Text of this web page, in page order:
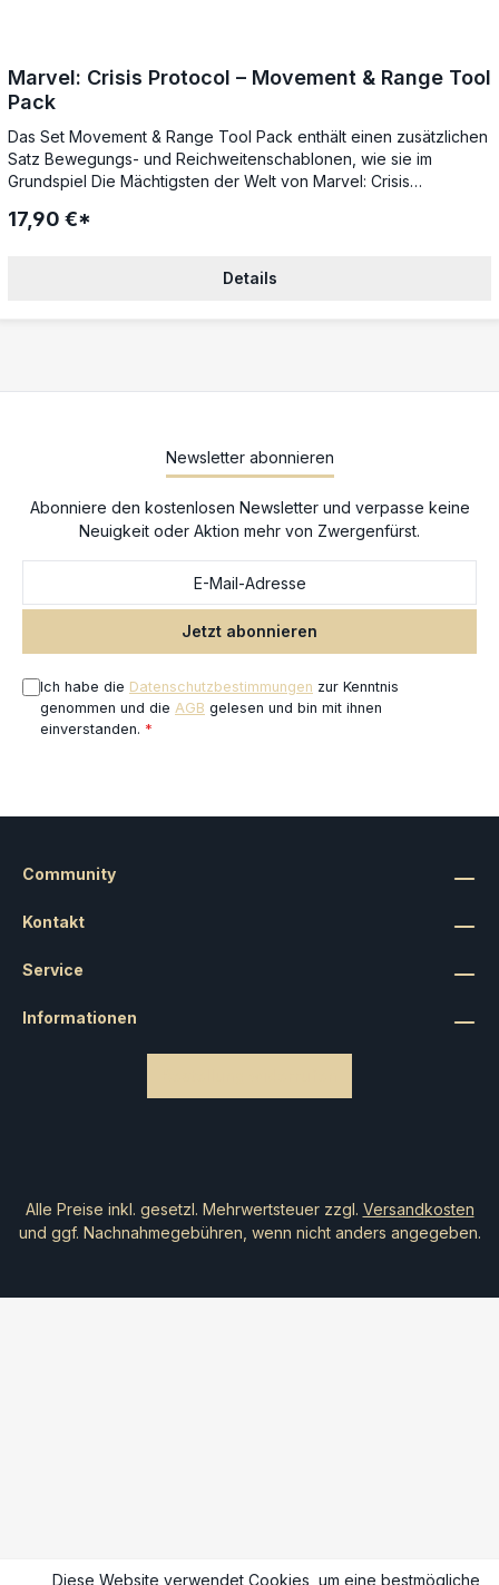
Marvel: Crisis Protocol – Movement & Range Tool
Pack
Das Set Movement & Range Tool Pack enthält einen zusätzlichen
Satz Bewegungs- und Reichweitenschablonen, wie sie im
Grundspiel Die Mächtigsten der Welt von Marvel: Crisis
Ergänzung für das taktische Miniaturenspiel.Zum Spielen wird ein
17,90 €*
Details
Newsletter abonnieren
Abonniere den kostenlosen Newsletter und verpasse keine
Neuigkeit oder Aktion mehr von Zwergenfürst.
Jetzt abonnieren
Ich habe die Datenschutzbestimmungen zur Kenntnis
genommen und die AGB gelesen und bin mit ihnen
einverstanden. *
Kontakt
Service
Informationen
Community
Alle Preise inkl. gesetzl. Mehrwertsteuer zzgl. Versandkosten
und ggf. Nachnahmegebühren, wenn nicht anders angegeben.
Diese Website verwendet Cookies, um eine bestmögliche